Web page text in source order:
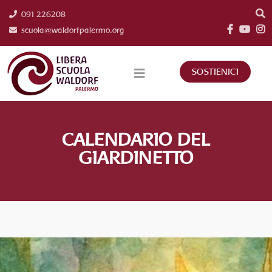
091 226208
scuola@waldorfpalermo.org
SOSTIENICI
CALENDARIO DEL
GIARDINETTO